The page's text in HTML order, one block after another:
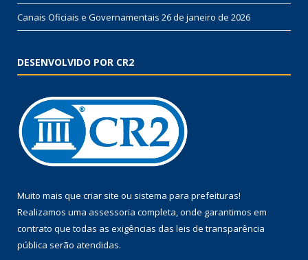
Canais Oficiais e Governamentais 26 de janeiro de 2026
DESENVOLVIDO POR CR2
Muito mais que criar site ou sistema para prefeituras!
Realizamos uma assessoria completa, onde garantimos em
contrato que todas as exigências das leis de transparência
pública serão atendidas.